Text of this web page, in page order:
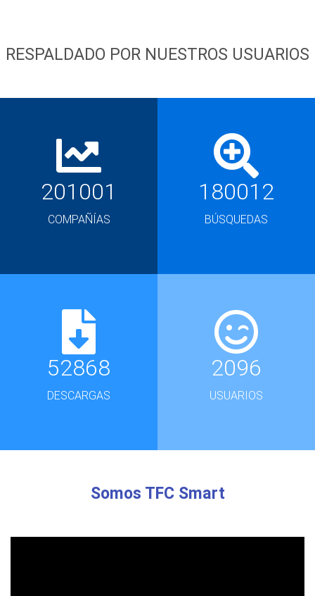
RESPALDADO POR NUESTROS USUARIOS
201001
COMPAÑÍAS
180012
BÚSQUEDAS
52868
DESCARGAS
2096
USUARIOS
Somos TFC Smart